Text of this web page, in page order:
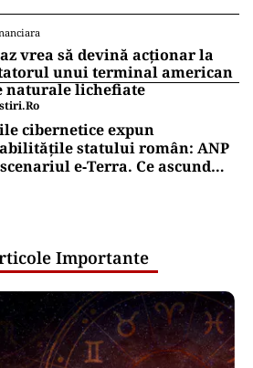
vrea să devină acționar la
unui terminal american
naturale lichefiate
cibernetice expun
statului român: ANP
e‑Terra. Ce ascund
Importante